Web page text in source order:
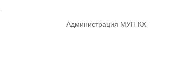
Администрация МУП КХ